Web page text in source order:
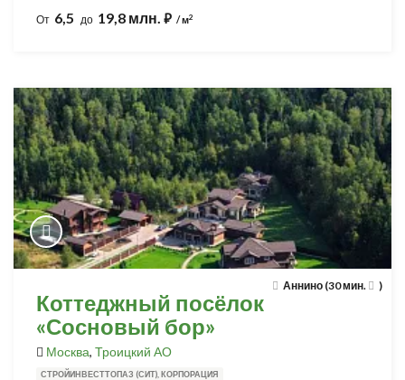
От 6,5 до 19,8 млн. ⃏ / м2
Аннино (30 мин. )
Коттеджный посёлок
«Сосновый бор»
Москва, Троицкий АО
СТРОЙИНВЕСТТОПАЗ (СИТ), КОРПОРАЦИЯ